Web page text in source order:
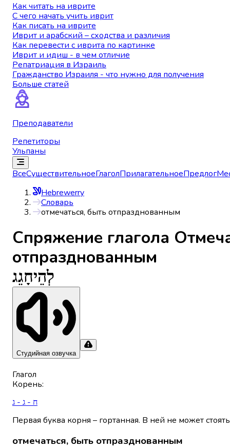
Как читать на иврите
С чего начать учить иврит
Как писать на иврите
Иврит и арабский – сходства и различия
Как перевести с иврита по картинке
Иврит и идиш - в чем отличие
Репатриация в Израиль
Гражданство Израиля - что нужно для получения
Больше статей
Преподаватели
Репетиторы
Ульпаны
ВсеСуществительноеГлаголПрилагательноеПредлог
Hebrewerry
Словарь
отмечаться, быть отпразднованным
Спряжениe глагола
отпразднованным
לְהֵיחָגֵג
Студийная озвучка
Глагол
Корень:
ח - ג - ג
Первая буква корня – гортанная. В ней не может
отмечаться, быть отпразднованным